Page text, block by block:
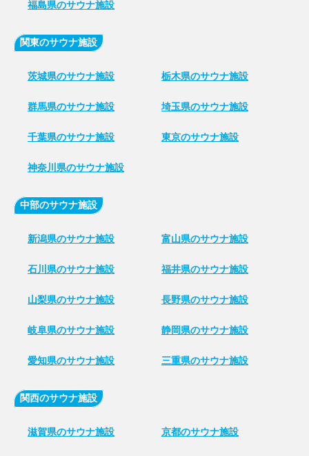
福島県のサウナ施設
関東のサウナ施設
茨城県のサウナ施設 栃木県のサウナ施設
群馬県のサウナ施設 埼玉県のサウナ施設
千葉県のサウナ施設 東京のサウナ施設
神奈川県のサウナ施設
中部のサウナ施設
新潟県のサウナ施設 富山県のサウナ施設
石川県のサウナ施設 福井県のサウナ施設
山梨県のサウナ施設 長野県のサウナ施設
岐阜県のサウナ施設 静岡県のサウナ施設
愛知県のサウナ施設 三重県のサウナ施設
関西のサウナ施設
滋賀県のサウナ施設 京都のサウナ施設